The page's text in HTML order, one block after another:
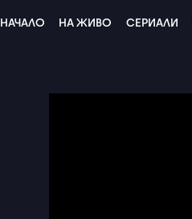
НАЧАЛО НА ЖИВО СЕРИАЛИ